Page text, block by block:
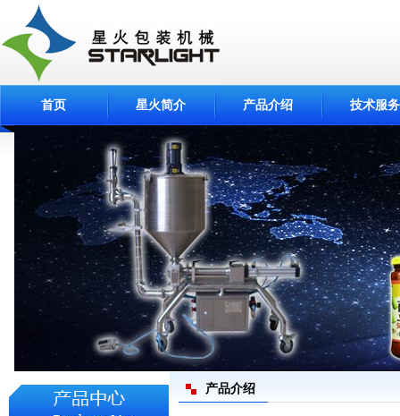
首页 星火简介 产品介绍 技术服务
产品介绍